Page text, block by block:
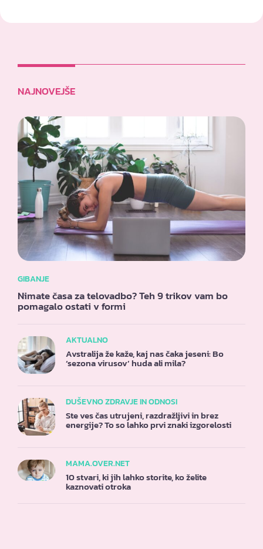
NAJNOVEJŠE
GIBANJE
Nimate časa za telovadbo? Teh 9 trikov vam bo
pomagalo ostati v formi
AKTUALNO
Avstralija že kaže, kaj nas čaka jeseni: Bo
‘sezona virusov’ huda ali mila?
DUŠEVNO ZDRAVJE IN ODNOSI
Ste ves čas utrujeni, razdražljivi in brez
energije? To so lahko prvi znaki izgorelosti
MAMA.OVER.NET
10 stvari, ki jih lahko storite, ko želite
kaznovati otroka